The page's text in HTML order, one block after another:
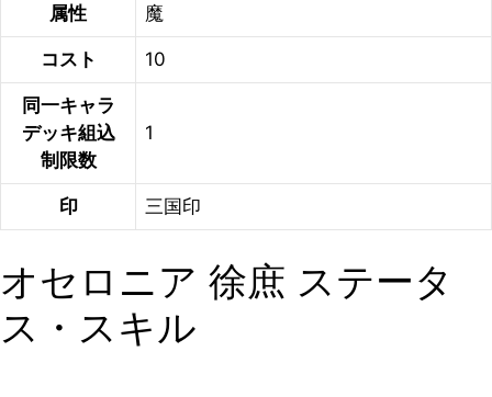
属性 魔
コスト 10
同一キャラ
デッキ組込
制限数
1
印 三国印
オセロニア 徐庶 ステータ
ス・スキル